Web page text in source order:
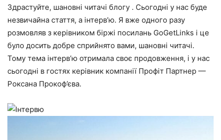
Здрастуйте, шановні читачі блогу . Сьогодні у нас буде
незвичайна стаття, а інтерв’ю. Я вже одного разу
розмовляв з керівником біржі посилань GoGetLinks і це
було досить добре сприйнято вами, шановні читачі.
Тому тема інтерв’ю отримала своє продовження, і у нас
сьогодні в гостях керівник компанії Профіт Партнер —
Роксана Прокоф’єва.